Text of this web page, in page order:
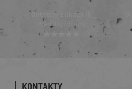
Overený zákazník
Pred mesiacom